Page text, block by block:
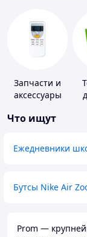
Запчасти и
аксессуары
кондиционеров
Что ищут
Ежедневники
Бутсы Nike Air
Prom —